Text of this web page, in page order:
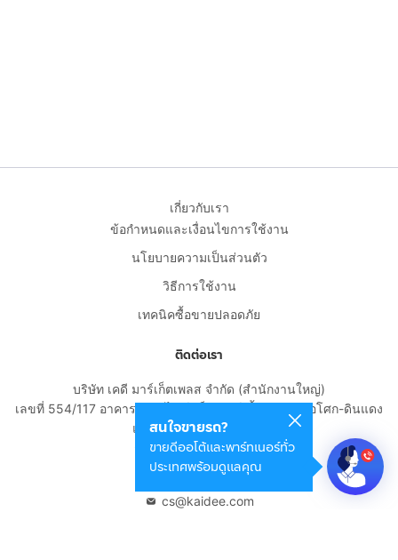
สนใจขายรถ?
ขายดีออโต้และพาร์ทเนอร์ทั่ว
ประเทศพร้อมดูแลคุณ
เกี่ยวกับเรา
ข้อกำหนดและเงื่อนไขการใช้งาน
นโยบายความเป็นส่วนตัว
วิธีการใช้งาน
เทคนิคซื้อขายปลอดภัย
ติดต่อเรา
บริษัท เคดี มาร์เก็ตเพลส จำกัด (สำนักงานใหญ่)
เลขที่ 554/117 อาคารสกายไนน์ เซ็นเตอร์ ชั้น 22 ถนนอโศก-ดินแดง
แขวงดินแดง เขตดินแดง
กรุงเทพมหานคร 10400
cs@kaidee.com